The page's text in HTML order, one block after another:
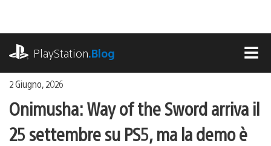
contenuto
PlayStation.Blog
2 Giugno, 2026
Onimusha: Way of the Sword arriva il
25 settembre su PS5, ma la demo è